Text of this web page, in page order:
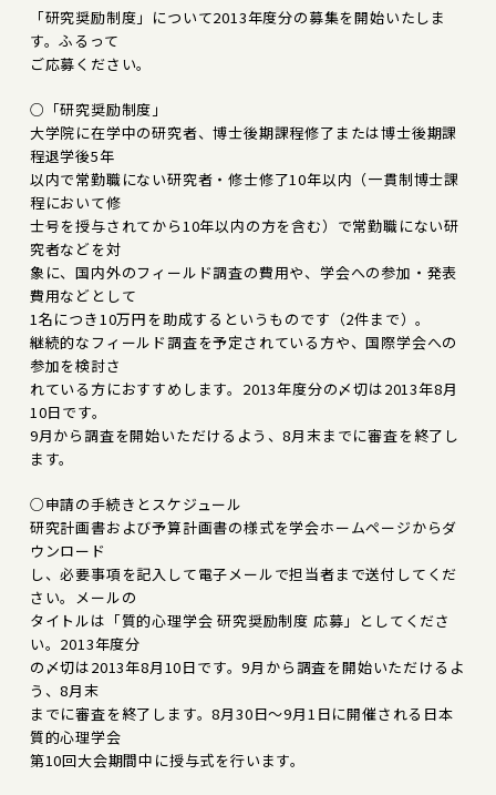
「研究奨励制度」について2013年度分の募集を開始いたしま
す。ふるって
ご応募ください。
○「研究奨励制度」
大学院に在学中の研究者、博士後期課程修了または博士後期課
程退学後5年
以内で常勤職にない研究者・修士修了10年以内（一貫制博士課
程において修
士号を授与されてから10年以内の方を含む）で常勤職にない研
究者などを対
象に、国内外のフィールド調査の費用や、学会への参加・発表
費用などとして
1名につき10万円を助成するというものです（2件まで）。
継続的なフィールド調査を予定されている方や、国際学会への
参加を検討さ
れている方におすすめします。2013年度分の〆切は2013年8月
10日です。
9月から調査を開始いただけるよう、8月末までに審査を終了し
ます。
○申請の手続きとスケジュール
研究計画書および予算計画書の様式を学会ホームページからダ
ウンロード
し、必要事項を記入して電子メールで担当者まで送付してくだ
さい。メールの
タイトルは「質的心理学会 研究奨励制度 応募」としてくださ
い。2013年度分
の〆切は2013年8月10日です。9月から調査を開始いただけるよ
う、8月末
までに審査を終了します。8月30日～9月1日に開催される日本
質的心理学会
第10回大会期間中に授与式を行います。